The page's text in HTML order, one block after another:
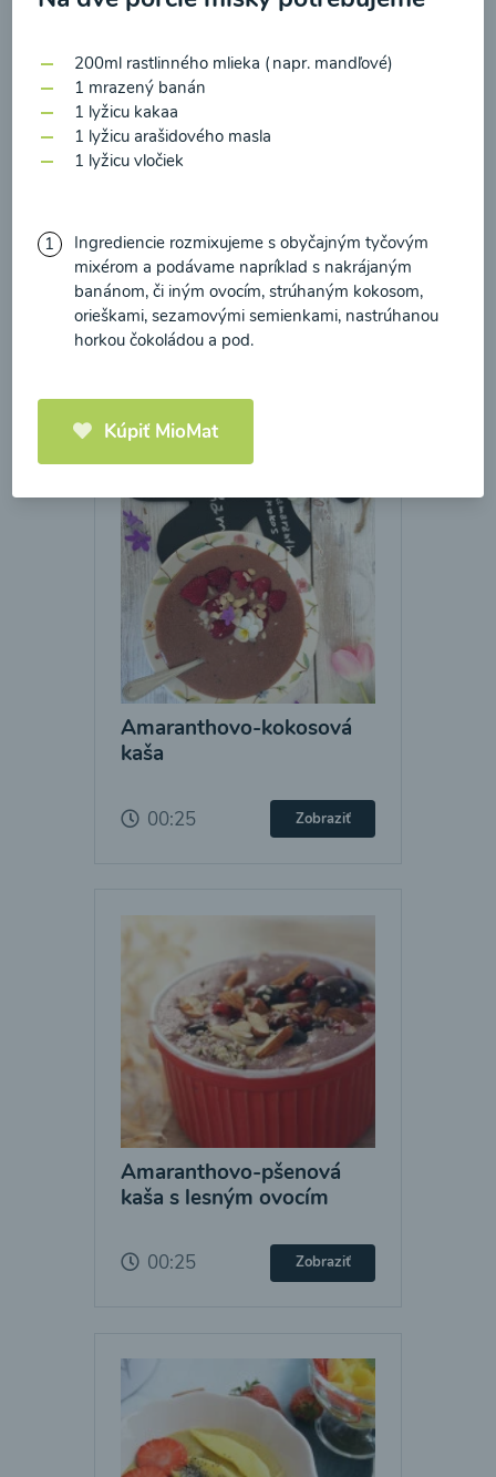
Brokolicové cappuccino
00:25
Načítať ďalšie
Kaše
Amaranthovo-kokosová
kaša
00:25 Zobraziť
Amaranthovo-pšenová
kaša s lesným ovocím
00:25 Zobraziť
200ml rastlinného mlieka (napr. mandľové)
1 mrazený banán
1 lyžicu kakaa
1 lyžicu arašidového masla
1 lyžicu vločiek
Ingrediencie rozmixujeme s obyčajným tyčovým
mixérom a podávame napríklad s nakrájaným
banánom, či iným ovocím, strúhaným kokosom,
orieškami, sezamovými semienkami, nastrúhanou
horkou čokoládou a pod.
Kúpiť MioMat
údajova súhlasím s nimi.